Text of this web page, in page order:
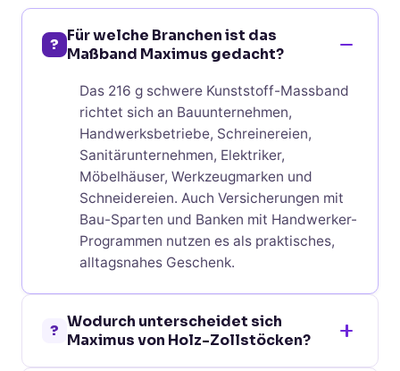
? Für welche Branchen ist das
Maßband Maximus gedacht?
Das 216 g schwere Kunststoff-Massband
richtet sich an Bauunternehmen,
Handwerksbetriebe, Schreinereien,
Sanitärunternehmen, Elektriker,
Möbelhäuser, Werkzeugmarken und
Schneidereien. Auch Versicherungen mit
Bau-Sparten und Banken mit Handwerker-
Programmen nutzen es als praktisches,
alltagsnahes Geschenk.
? Wodurch unterscheidet sich
Maximus von Holz-Zollstöcken?